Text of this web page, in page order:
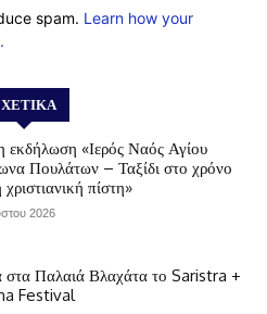
spam. Learn how your
εκδήλωση «Ιερός Ναός Αγίου
Πουλάτων – Ταξίδι στο χρόνο
πίστη»
2026
στα Παλαιά Βλαχάτα το Saristra +
Festival